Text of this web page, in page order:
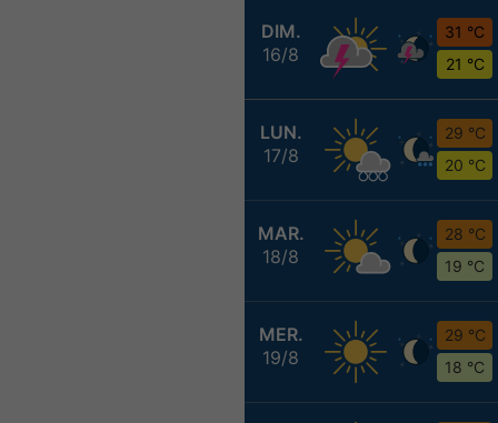
DIM.
16/8
31 °C
21 °C
LUN.
17/8
29 °C
20 °C
MAR.
18/8
28 °C
19 °C
MER.
19/8
29 °C
18 °C